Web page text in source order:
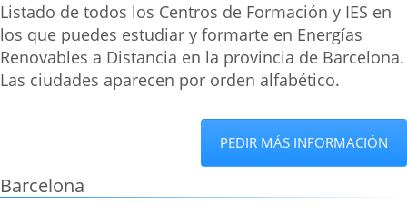
Listado de todos los Centros de Formación y IES en
los que puedes estudiar y formarte en Energías
Renovables a Distancia en la provincia de Barcelona.
Las ciudades aparecen por orden alfabético.
PEDIR MÁS INFORMACIÓN
Barcelona